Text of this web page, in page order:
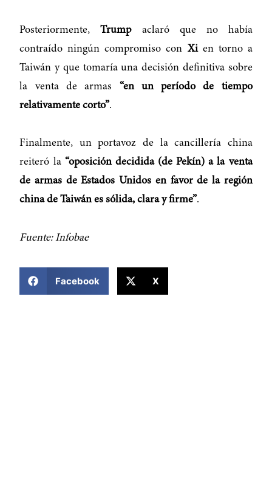
Posteriormente,Trumpaclaró que no había
contraído ningún compromiso con Xien torno a
Taiwán y que tomaría una decisión definitiva sobre
la venta de armas “en un período de tiempo
relativamente corto”.
Finalmente, un portavoz de la cancillería china
reiteró la “oposición decidida (de Pekín) a la venta
de armas de Estados Unidos en favor de la región
china de Taiwán es sólida, clara y firme”.
Fuente: Infobae
Facebook X